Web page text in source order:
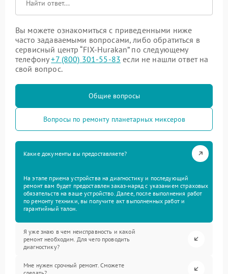
Вы можете ознакомиться с приведенными ниже
часто задаваемыми вопросами, либо обратиться в
сервисный центр “FIX-Hurakan” по следующему
телефону+7 (800) 301-55-83 если не нашли ответ на
свой вопрос.
Общие вопросы
Вопросы по ремонту планетарных миксеров
Какие документы вы предоставляете?
На этапе приема устройства на диагностику и последующий
ремонт вам будет предоставлен заказ-наряд с указанием страховых
обязательств на ваше устройство. Далее, после выполнения работ
по ремонту техники, вы получите акт выполненных работ и
гарантийный талон.
Я уже знаю в чем неисправность и какой
ремонт необходим. Для чего проводить
диагностику?
Мне нужен срочный ремонт. Сможете